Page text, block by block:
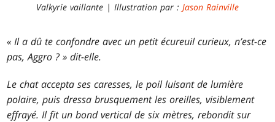
Valkyrie vaillante | Illustration par : Jason Rainville
« Il a dû te confondre avec un petit écureuil curieux, n’est-ce
pas, Aggro ? » dit-elle.
Le chat accepta ses caresses, le poil luisant de lumière
polaire, puis dressa brusquement les oreilles, visiblement
effrayé. Il fit un bond vertical de six mètres, rebondit sur